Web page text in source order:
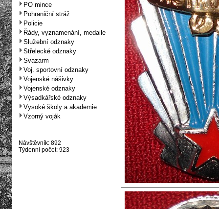
PO mince
Pohraniční stráž
Policie
Řády, vyznamenání, medaile
Služební odznaky
Střelecké odznaky
Svazarm
Voj. sportovní odznaky
Vojenské nášivky
Vojenské odznaky
Výsadkářské odznaky
Vysoké školy a akademie
Vzorný voják
Návštěvník: 892
Týdenní počet: 923